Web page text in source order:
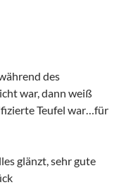
des
war, dann weiß
Teufel war…für
glänzt, sehr gute